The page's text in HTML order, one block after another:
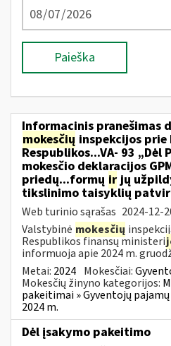
Paieška
Informacinis pranešimas
mokesčių inspekcijos
Respublikos...VA- 93 „Dėl
mokesčio deklaracijos
priedų...formų irjų
tikslinimo taisyklių
Web turinio sąrašas 2024-12-
Valstybinė mokesčių
Respublikos finansų ministeri
informuoja apie 2024 m.
Metai: 2024 Mokesčiai:
Mokesčių žinyno kategorijos:
pakeitimai » Gyventojų
2024 m.
Dėl įsakymo pakeitimo